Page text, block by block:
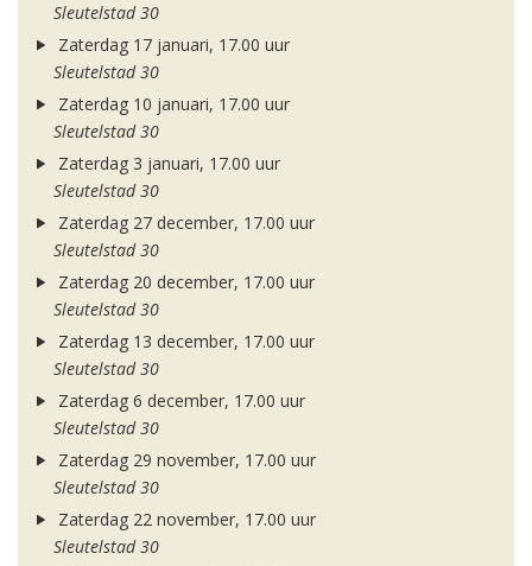
Sleutelstad 30
Zaterdag 17 januari, 17.00 uur
Sleutelstad 30
Zaterdag 10 januari, 17.00 uur
Sleutelstad 30
Zaterdag 3 januari, 17.00 uur
Sleutelstad 30
Zaterdag 27 december, 17.00 uur
Sleutelstad 30
Zaterdag 20 december, 17.00 uur
Sleutelstad 30
Zaterdag 13 december, 17.00 uur
Sleutelstad 30
Zaterdag 6 december, 17.00 uur
Sleutelstad 30
Zaterdag 29 november, 17.00 uur
Sleutelstad 30
Zaterdag 22 november, 17.00 uur
Sleutelstad 30